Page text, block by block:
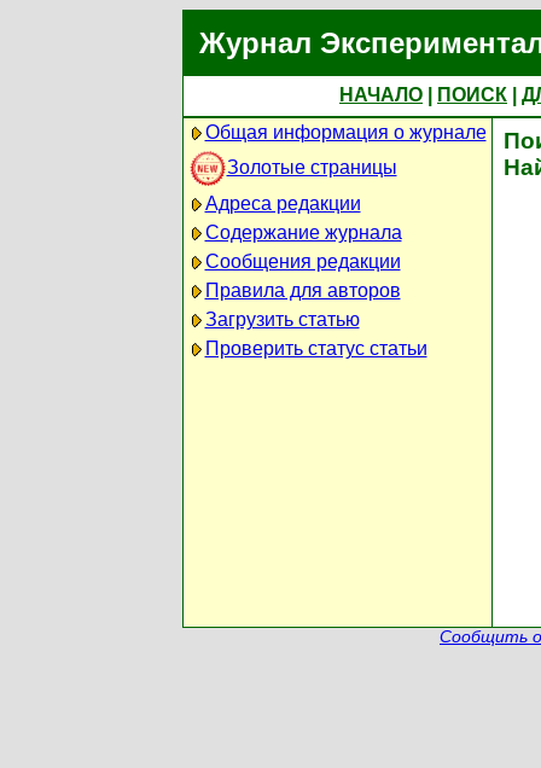
Журнал
НАЧАЛО ПОИСК
Общая информация о журнале
Золотые страницы
Адреса редакции
Содержание журнала
Сообщения редакции
Правила для авторов
Загрузить статью
Проверить статус статьи
Сообщить о